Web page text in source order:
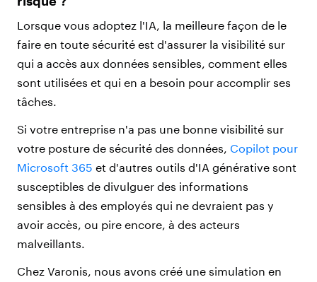
Lorsque vous adoptez l'IA, la meilleure façon de le
faire en toute sécurité est d'assurer la visibilité sur
qui a accès aux données sensibles, comment elles
sont utilisées et qui en a besoin pour accomplir ses
tâches.
Si votre entreprise n'a pas une bonne visibilité sur
votre posture de sécurité des données, Copilot pour
Microsoft 365 et d'autres outils d'IA générative sont
susceptibles de divulguer des informations
sensibles à des employés qui ne devraient pas y
avoir accès, ou pire encore, à des acteurs
malveillants.
Chez Varonis, nous avons créé une simulation en